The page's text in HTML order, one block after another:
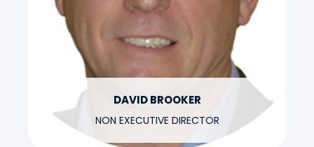
DAVID BROOKER
NON EXECUTIVE DIRECTOR